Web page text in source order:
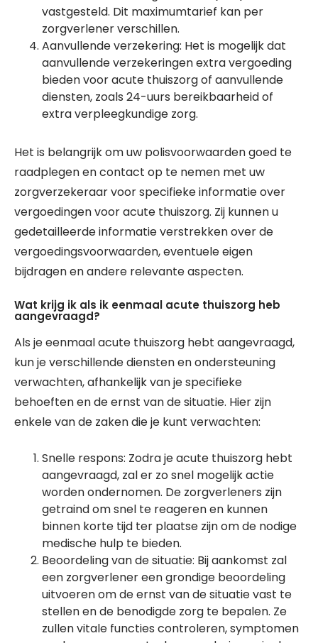
vastgesteld. Dit maximumtarief kan per
zorgverlener verschillen.
Aanvullende verzekering: Het is mogelijk dat
aanvullende verzekeringen extra vergoeding
bieden voor acute thuiszorg of aanvullende
diensten, zoals 24-uurs bereikbaarheid of
extra verpleegkundige zorg.
Het is belangrijk om uw polisvoorwaarden goed te
raadplegen en contact op te nemen met uw
zorgverzekeraar voor specifieke informatie over
vergoedingen voor acute thuiszorg. Zij kunnen u
gedetailleerde informatie verstrekken over de
vergoedingsvoorwaarden, eventuele eigen
bijdragen en andere relevante aspecten.
Wat krijg ik als ik eenmaal acute thuiszorg heb
aangevraagd?
Als je eenmaal acute thuiszorg hebt aangevraagd,
kun je verschillende diensten en ondersteuning
verwachten, afhankelijk van je specifieke
behoeften en de ernst van de situatie. Hier zijn
enkele van de zaken die je kunt verwachten:
Snelle respons: Zodra je acute thuiszorg hebt
aangevraagd, zal er zo snel mogelijk actie
worden ondernomen. De zorgverleners zijn
getraind om snel te reageren en kunnen
binnen korte tijd ter plaatse zijn om de nodige
medische hulp te bieden.
Beoordeling van de situatie: Bij aankomst zal
een zorgverlener een grondige beoordeling
uitvoeren om de ernst van de situatie vast te
stellen en de benodigde zorg te bepalen. Ze
zullen vitale functies controleren, symptomen